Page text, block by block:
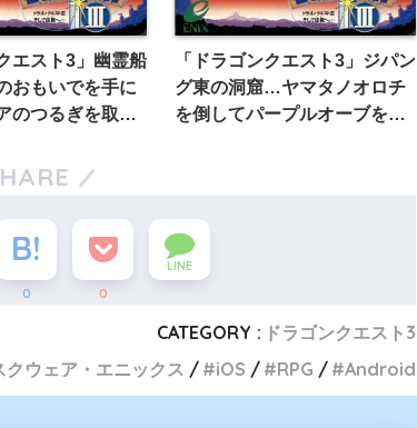
エスト3」幽霊船
おもいでを手に
のつるぎを取り
「ドラゴンクエスト3」ジパン
グ東の洞窟…ヤマタノオロチ
を倒してパープルオーブを手
0 0
LINE
CATEGORY : ドラゴンクエスト3
クウェア・エニックス
iOS RPG Android